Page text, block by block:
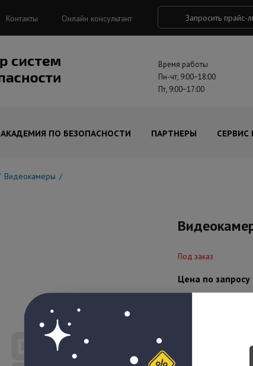
Контакты Онлайн консультант Запросить прайс-
Время работы
Пн-чт, 9:00−18:00
Пт, 9:00−17:00
АКАДЕМИЯ ПО БЕЗОПАСНОСТИ ПАРТНЕРЫ СЕРВИС
Видеокамеры
Под заказ
Цена по запросу